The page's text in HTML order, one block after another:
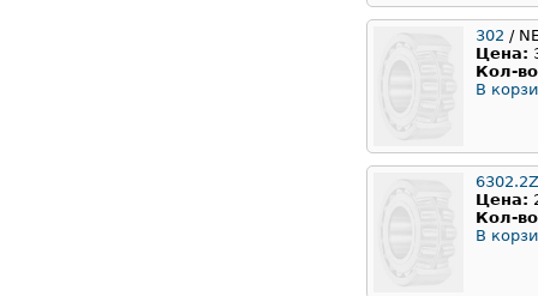
302 /
Цена:
Кол-
В
6302.2Z
Цена:
Кол-
В